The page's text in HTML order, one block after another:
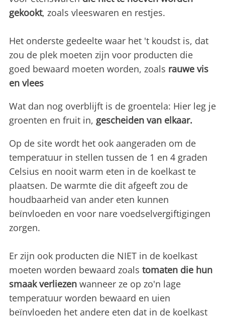
gekookt, zoals vleeswaren en restjes.
Het onderste gedeelte waar het 't koudst is, dat
zou de plek moeten zijn voor producten die
goed bewaard moeten worden, zoals rauwe vis
en vlees
Wat dan nog overblijft is de groentela: Hier leg je
groenten en fruit in, gescheiden van elkaar.
Op de site wordt het ook aangeraden om de
temperatuur in stellen tussen de 1 en 4 graden
Celsius en nooit warm eten in de koelkast te
plaatsen. De warmte die dit afgeeft zou de
houdbaarheid van ander eten kunnen
beïnvloeden en voor nare voedselvergiftigingen
zorgen.
Er zijn ook producten die NIET in de koelkast
moeten worden bewaard zoals tomaten die hun
smaak verliezen wanneer ze op zo'n lage
temperatuur worden bewaard en uien
beïnvloeden het andere eten dat in de koelkast